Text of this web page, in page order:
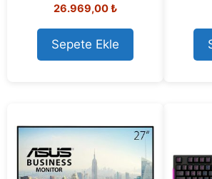
0
u
t
o
f
26.969,00₺
Sepete Ekle